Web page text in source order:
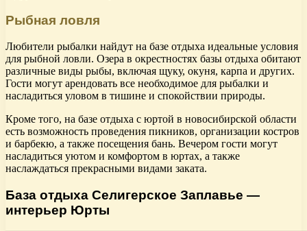
Рыбная ловля
Любители рыбалки найдут на базе отдыха идеальные условия
для рыбной ловли. Озера в окрестностях базы отдыха обитают
различные виды рыбы, включая щуку, окуня, карпа и других.
Гости могут арендовать все необходимое для рыбалки и
насладиться уловом в тишине и спокойствии природы.
Кроме того, на базе отдыха с юртой в новосибирской области
есть возможность проведения пикников, организации костров
и барбекю, а также посещения бань. Вечером гости могут
насладиться уютом и комфортом в юртах, а также
наслаждаться прекрасными видами заката.
База отдыха Селигерское Заплавье —
интерьер Юрты